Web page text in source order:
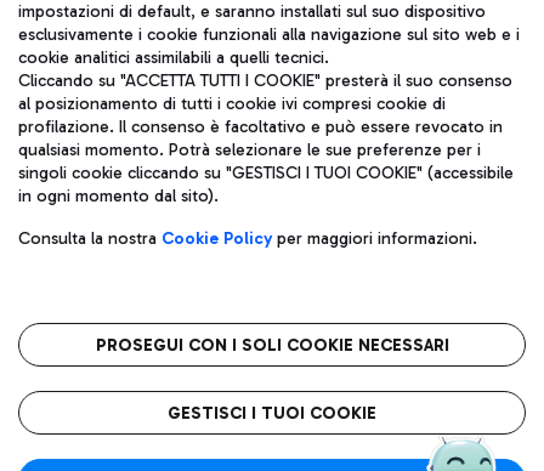
Aeroporti di Roma S.p.A. - Società soggetta a direzione e
coordinamento di Mundys S.p.A.
Codice fiscale e Registro delle Imprese di Roma 13032990155 P.
IVA 06572251004
Capitale sociale 62.224.743,00 int. vers.
Sede legale: Via Pier Paolo Racchetti 1 - 00054 Fiumicino (RM)
telefono +39 06 65951
Privacy policy
Note legali
Roma FCO
L'aeroporto stellato
impostazioni di default, e saranno installati sul suo dispositivo
esclusivamente i cookie funzionali alla navigazione sul sito web e i
cookie analitici assimilabili a quelli tecnici.
Cliccando su "ACCETTA TUTTI I COOKIE" presterà il suo consenso
al posizionamento di tutti i cookie ivi compresi cookie di
profilazione. Il consenso è facoltativo e può essere revocato in
qualsiasi momento. Potrà selezionare le sue preferenze per i
singoli cookie cliccando su "GESTISCI I TUOI COOKIE" (accessibile
in ogni momento dal sito).
Consulta la nostra Cookie Policyper maggiori informazioni.
PROSEGUI CON I SOLI COOKIE NECESSARI
GESTISCI I TUOI COOKIE